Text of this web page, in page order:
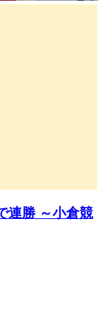
連勝 ～小倉競